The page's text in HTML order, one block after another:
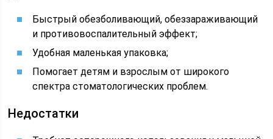
Быстрый обезболивающий, обеззараживающий
и противовоспалительный эффект;
Удобная маленькая упаковка;
Помогает детям и взрослым от широкого
спектра стоматологических проблем.
Недостатки